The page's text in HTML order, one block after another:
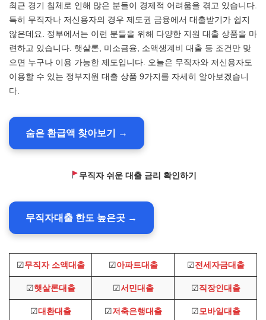
최근 경기 침체로 인해 많은 분들이 경제적 어려움을 겪고 있습니다.
특히 무직자나 저신용자의 경우 제도권 금융에서 대출받기가 쉽지
않은데요. 정부에서는 이런 분들을 위해 다양한 지원 대출 상품을 마
련하고 있습니다. 햇살론, 미소금융, 소액생계비 대출 등 조건만 맞
으면 누구나 이용 가능한 제도입니다. 오늘은 무직자와 저신용자도
이용할 수 있는 정부지원 대출 상품 9가지를 자세히 알아보겠습니
다.
숨은 환급액 찾아보기 →
무직자 쉬운 대출 금리 확인하기
무직자대출 한도 높은곳 →
☑무직자 소액대출 ☑아파트대출 ☑전세자금대출
☑햇살론대출 ☑서민대출 ☑직장인대출
☑대환대출 ☑저축은행대출 ☑모바일대출